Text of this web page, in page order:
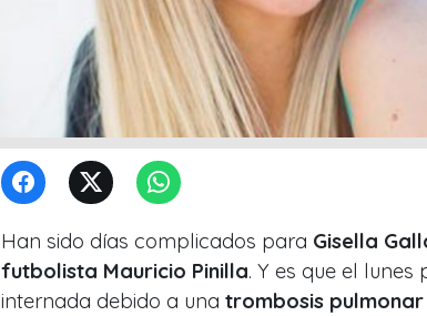
Han sido días complicados para Gisella
futbolista Mauricio Pinilla. Y es que el
internada debido a una trombosis pulmonar